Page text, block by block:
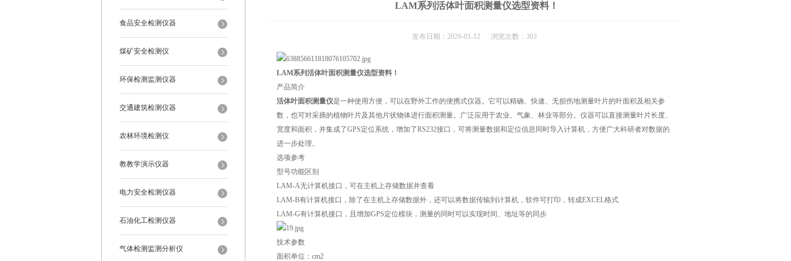
食品安全检测仪器
煤矿安全检测仪
环保检测监测仪器
交通建筑检测仪器
农林环境检测仪
教教学演示仪器
电力安全检测仪器
石油化工检测仪器
气体检测监测分析仪
LAM系列活体叶面积测量仪选型资料！
发布日期：2026-01-12 浏览次数：303
LAM系列活体叶面积测量仪选型资料！
产品简介
活体叶面积测量仪是一种使用方便，可以在野外工作的便携式仪器。它可以精确、快速、无损伤地测量叶片的叶面积及相关参
数，也可对采摘的植物叶片及其他片状物体进行面积测量。广泛应用于农业、气象、林业等部分。仪器可以直接测量叶片长度、
宽度和面积，并集成了GPS定位系统，增加了RS232接口，可将测量数据和定位信息同时导入计算机，方便广大科研者对数据的
进一步处理。
选项参考
型号功能区别
LAM-A无计算机接口，可在主机上存储数据并查看
LAM-B有计算机接口，除了在主机上存储数据外，还可以将数据传输到计算机，软件可打印，转成EXCEL格式
LAM-G有计算机接口，且增加GPS定位模块，测量的同时可以实现时间、地址等的同步
技术参数
面积单位：cm2